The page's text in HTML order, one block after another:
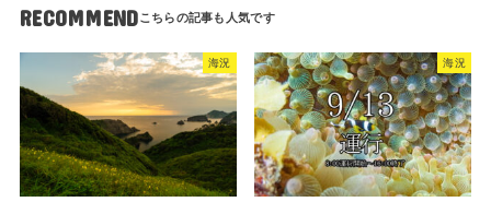
RECOMMEND
海況 海況